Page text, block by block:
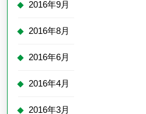
2016年9月
2016年8月
2016年6月
2016年4月
2016年3月